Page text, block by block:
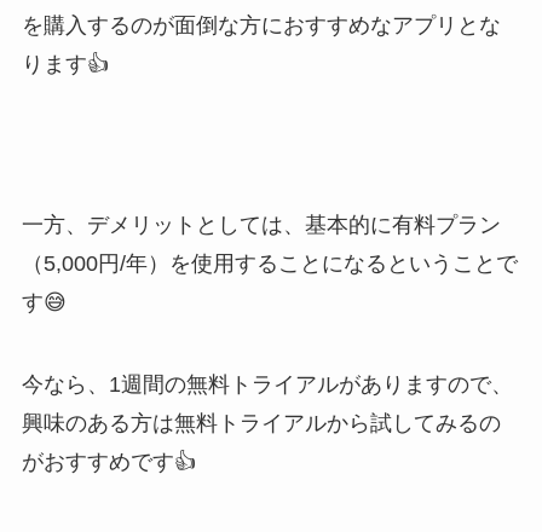
を購入するのが面倒な方におすすめなアプリとな
ります👍
一方、デメリットとしては、基本的に有料プラン
（5,000円/年）を使用することになるということで
す😅
今なら、 1週間の無料トライアルがありますので、
興味のある方は無料トライアルから試してみるの
がおすすめです👍